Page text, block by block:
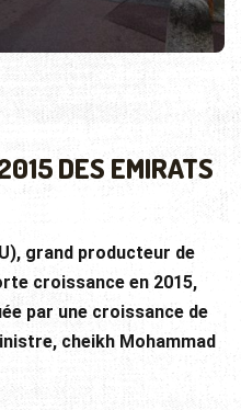
DES EMIRATS
grand producteur de
croissance en 2015,
par une croissance de
cheikh Mohammad